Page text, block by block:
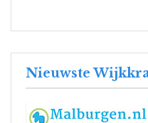
Nieuwste